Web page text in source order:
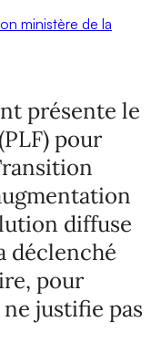
ministère de la
présente le
pour
diffuse
déclenché
pour
justifie pas